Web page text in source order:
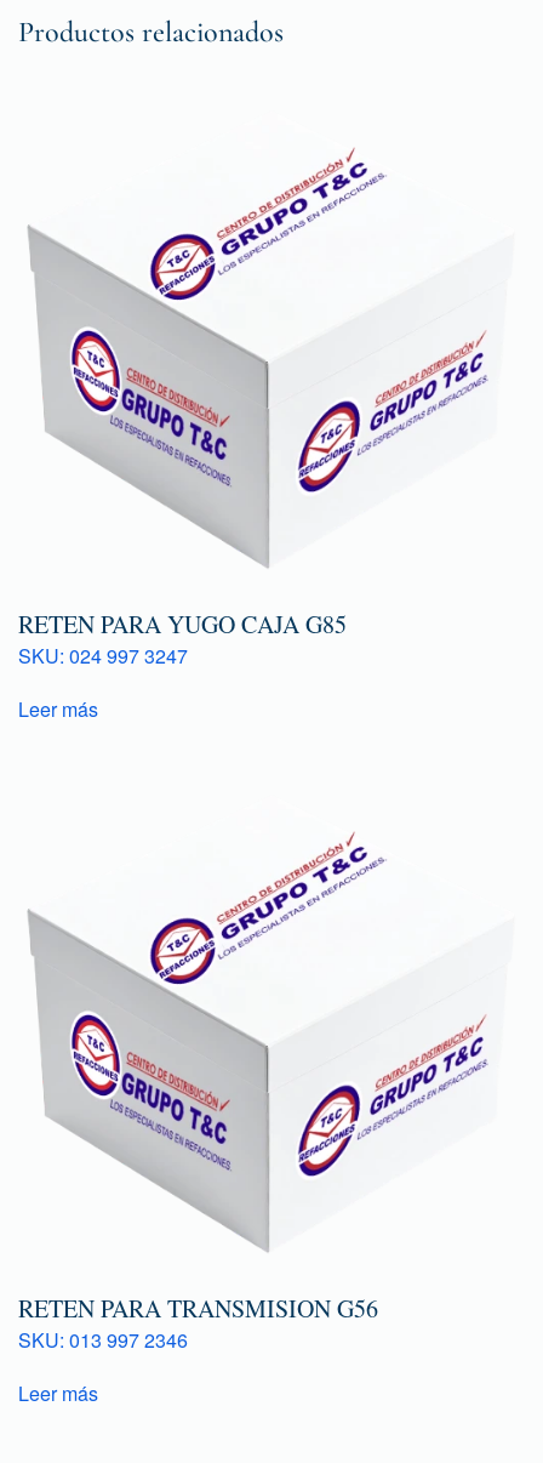
Productos relacionados
RETEN PARA YUGO CAJA G85
SKU: 024 997 3247
Leer más
RETEN PARA TRANSMISION G56
SKU: 013 997 2346
Leer más